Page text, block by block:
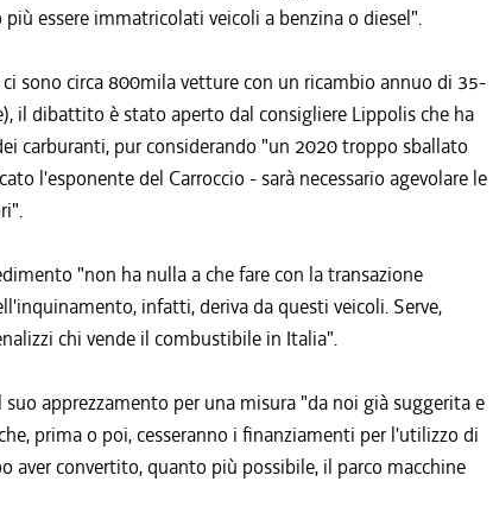
essere immatricolati veicoli a benzina o diesel".
sono circa 800mila vetture con un ricambio annuo di 35-
il dibattito è stato aperto dal consigliere Lippolis che ha
carburanti, pur considerando "un 2020 troppo sballato
l'esponente del Carroccio - sarà necessario agevolare le
"non ha nulla a che fare con la transazione
infatti, deriva da questi veicoli. Serve,
chi vende il combustibile in Italia".
apprezzamento per una misura "da noi già suggerita e
prima o poi, cesseranno i finanziamenti per l'utilizzo di
convertito, quanto più possibile, il parco macchine